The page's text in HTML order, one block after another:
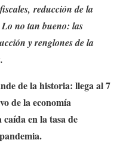
reducción de la
no tan bueno: las
y renglones de la
de la historia: llega al 7
de la economía
en la tasa de